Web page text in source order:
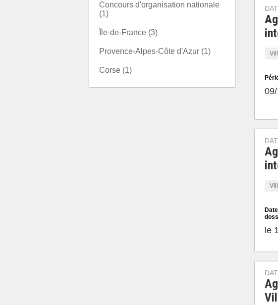
Concours d'organisation nationale
(1)
Île-de-France (3)
Provence-Alpes-Côte d'Azur (1)
Corse (1)
le